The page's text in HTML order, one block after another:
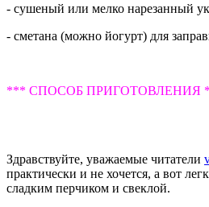
- сушеный или мелко нарезанный
- сметана (можно йогурт) для
*** СПОСОБ ПРИГОТОВЛЕНИЯ
Здравствуйте, уважаемые читатели
практически и не хочется, а вот
сладким перчиком и свеклой.